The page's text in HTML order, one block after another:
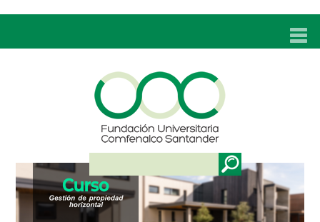
UNC
ADMISIONES
PROGRAMAS
TÉCNICOS LABORALES
BIENESTAR